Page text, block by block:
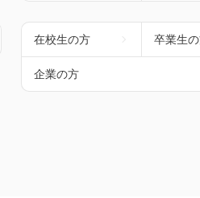
在校生の方 卒業生
企業の方